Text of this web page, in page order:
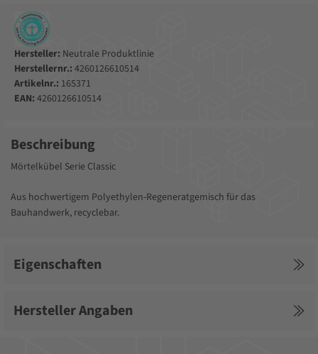
Hersteller: Neutrale Produktlinie
Herstellernr.: 4260126610514
Artikelnr.: 165371
EAN: 4260126610514
Beschreibung
Mörtelkübel Serie Classic
Aus hochwertigem Polyethylen-Regeneratgemisch für das
Bauhandwerk, recyclebar.
Eigenschaften
Hersteller Angaben